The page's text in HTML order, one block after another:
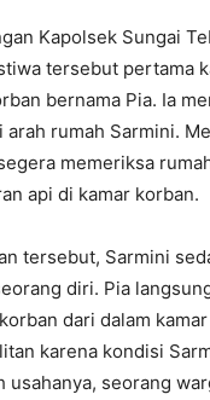
Kapolsek Sungai
tersebut pertama
bernama Pia. Ia
arah rumah Sarmini.
memeriksa
api di kamar korban.
tersebut, Sarmini
diri. Pia
dari dalam
karena kondisi
usahanya, seorang